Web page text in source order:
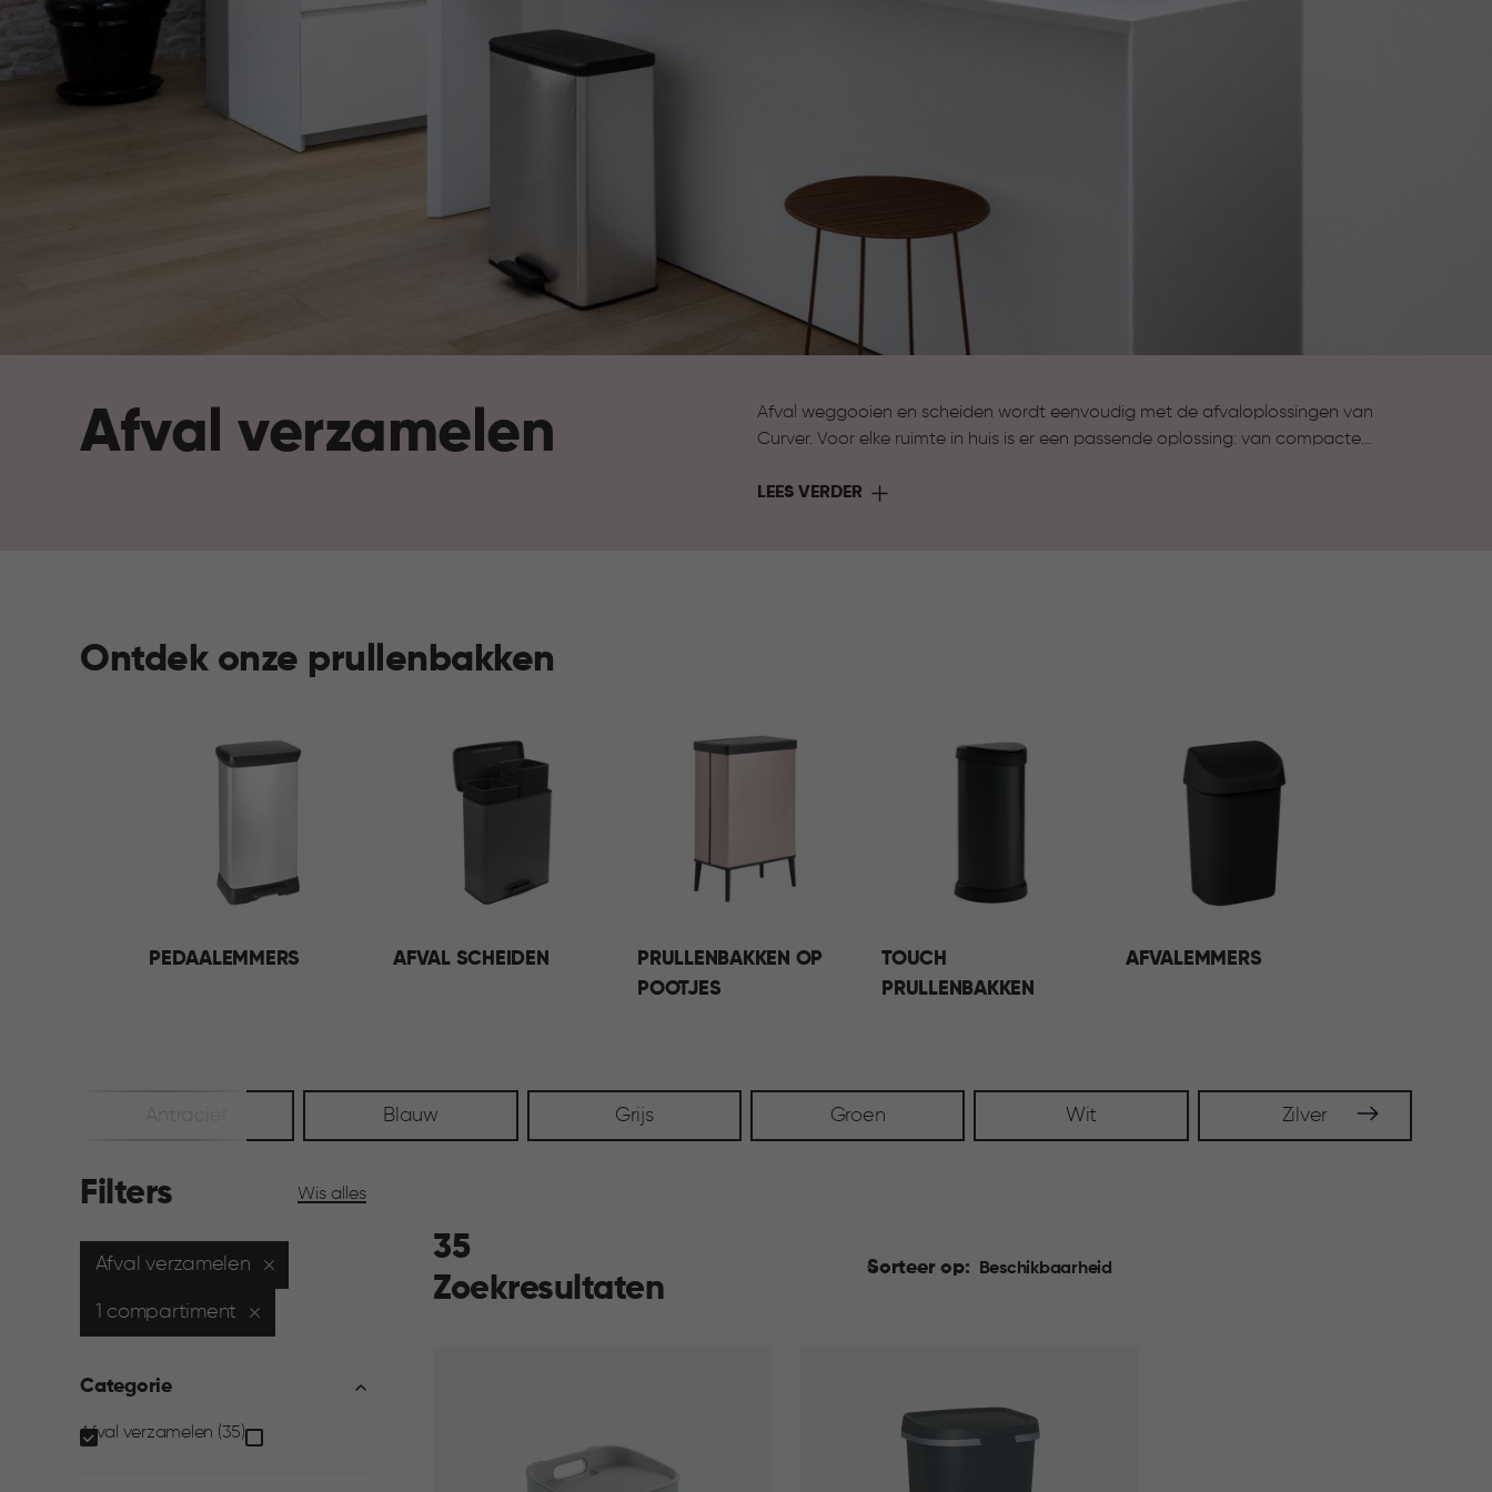
Afval verzamelen
Afval weggooien en scheiden wordt eenvoudig met de afvaloplossingen van
Curver. Voor elke ruimte in huis is er een passende oplossing: van compacte
slimme systemen om afval te scheiden. Met aandacht voor gebruiksgemak,
LEES VERDER
Ontdek onze prullenbakken
PEDAALEMMERS AFVAL SCHEIDEN
PRULLENBAKKEN OP
POOTJES
TOUCH
PRULLENBAKKEN
AFVALEMMERS
Blauw Grijs Groen Wit Zilver
Filters Wis alles
Afval verzamelen
1 compartiment
Categorie
Categorie
Afval verzamelen (35)
Sorteer op: Beschikbaarheid
35
Zoekresultaten